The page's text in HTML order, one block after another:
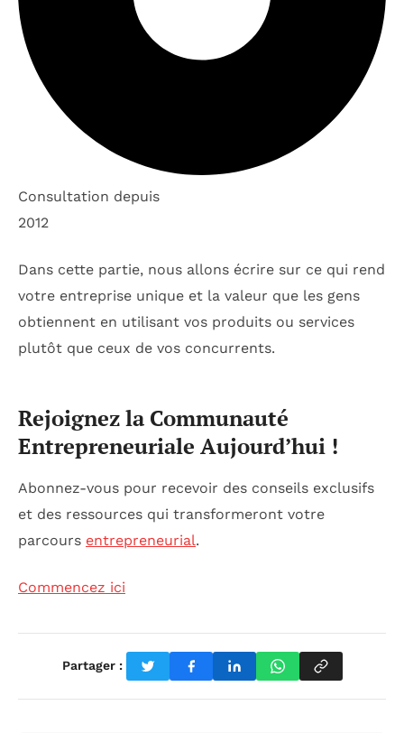
Consultation depuis
2012
Dans cette partie, nous allons écrire sur ce qui rend
votre entreprise unique et la valeur que les gens
obtiennent en utilisant vos produits ou services
plutôt que ceux de vos concurrents.
Rejoignez la Communauté
Entrepreneuriale Aujourd’hui !
Abonnez-vous pour recevoir des conseils exclusifs
et des ressources qui transformeront votre
parcours entrepreneurial.
Commencez ici
Partager :